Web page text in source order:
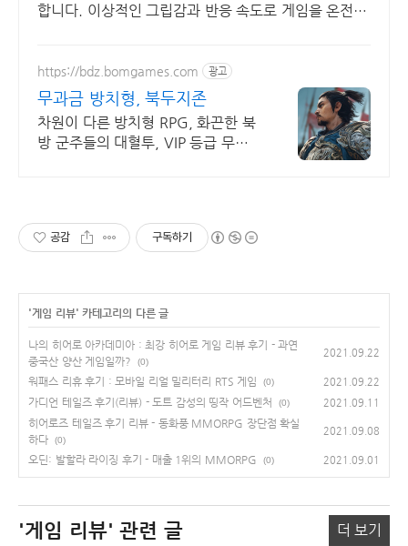
합니다. 이상적인 그립감과 반응 속도로 게임을 온전히
https://bdz.bomgames.com 광고
무과금 방치형, 북두지존
차원이 다른 방치형 RPG, 화끈한 북
방 군주들의 대혈투, VIP 등급 무상
공감 구독하기
'게임 리뷰' 카테고리의 다른 글
나의 히어로 아카데미아 : 최강 히어로 게임 리뷰 후기 - 과연
중국산 양산 게임일까?
(0)
2021.09.22
워패스 리휴 후기 : 모바일 리얼 밀리터리 RTS 게임 (0) 2021.09.22
가디언 테일즈 후기(리뷰) - 도트 감성의 띵작 어드벤처 (0) 2021.09.11
히어로즈 테일즈 후기 리뷰 - 동화풍 MMORPG 장단점 확실
하다
(0)
2021.09.08
오딘: 발할라 라이징 후기 - 매출 1위의 MMORPG (0) 2021.09.01
'게임 리뷰' 관련 글 더 보기